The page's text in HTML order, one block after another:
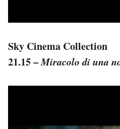
Sky Cinema Collection
21.15 –Miracolo di una